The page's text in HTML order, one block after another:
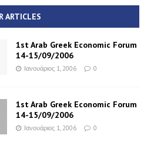
ARTICLES
1st Arab Greek Economic Forum
14-15/09/2006
Ιανουάριος 1, 2006 0
1st Arab Greek Economic Forum
14-15/09/2006
Ιανουάριος 1, 2006 0